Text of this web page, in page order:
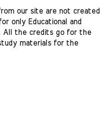
our site are not created
only Educational and
All the credits go for the
materials for the